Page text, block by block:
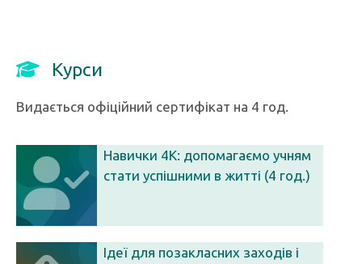
Курси
Видається офіційний сертифікат на 4 год.
Навички 4К: допомагаємо учням
стати успішними в житті (4 год.)
Ідеї для позакласних заходів і